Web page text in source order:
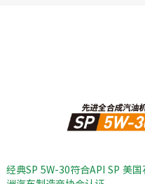
经典SP 5W-30符合API SP 美